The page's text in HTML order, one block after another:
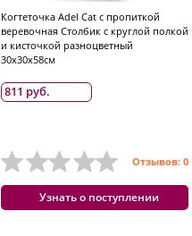
Когтеточка Adel Cat с пропиткой
веревочная Столбик с круглой полкой
и кисточкой разноцветный
30x30x58см
811 руб.
Отзывов: 0
Узнать о поступлении